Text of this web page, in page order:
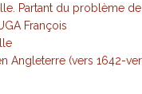
Partant du problème
François
Angleterre (vers 1642-